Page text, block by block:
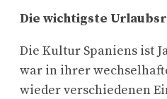
Die wichtigste
Die Kultur Spaniens ist
war in ihrer
wieder verschiedenen